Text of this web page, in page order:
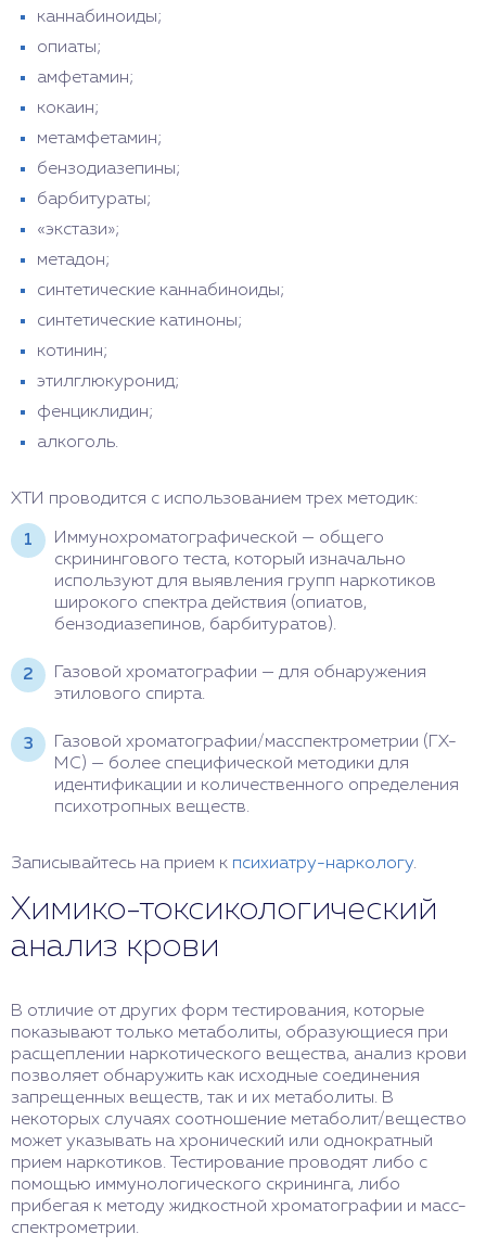
каннабиноиды;
опиаты;
амфетамин;
кокаин;
метамфетамин;
бензодиазепины;
барбитураты;
«экстази»;
метадон;
синтетические каннабиноиды;
синтетические катиноны;
котинин;
этилглюкуронид;
фенциклидин;
алкоголь.
ХТИ проводится с использованием трех методик:
Иммунохроматографической — общего
скринингового теста, который изначально
используют для выявления групп наркотиков
широкого спектра действия (опиатов,
бензодиазепинов, барбитуратов).
Газовой хроматографии — для обнаружения
этилового спирта.
Газовой хроматографии/масспектрометрии (ГХ-
МС) — более специфической методики для
идентификации и количественного определения
психотропных веществ.
Записывайтесь на прием к психиатру-наркологу.
Химико-токсикологический
анализ крови
В отличие от других форм тестирования, которые
показывают только метаболиты, образующиеся при
расщеплении наркотического вещества, анализ крови
позволяет обнаружить как исходные соединения
запрещенных веществ, так и их метаболиты. В
некоторых случаях соотношение метаболит/вещество
может указывать на хронический или однократный
прием наркотиков. Тестирование проводят либо с
помощью иммунологического скрининга, либо
прибегая к методу жидкостной хроматографии и масс-
спектрометрии.